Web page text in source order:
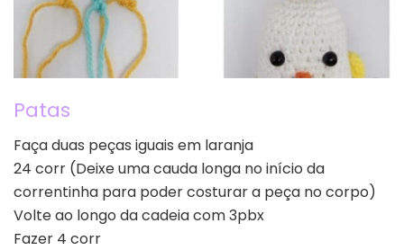
Patas
Faça duas peças iguais em laranja
24 corr (Deixe uma cauda longa no início da
correntinha para poder costurar a peça no corpo)
Volte ao longo da cadeia com 3pbx
Fazer 4 corr